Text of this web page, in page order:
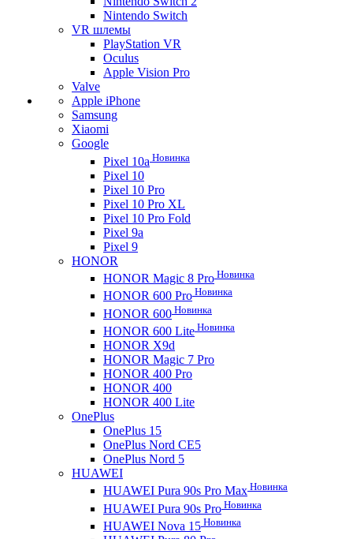
Nintendo Switch
VR шлемы
PlayStation VR
Oculus
Apple Vision Pro
Valve
Apple iPhone
Samsung
Xiaomi
Google
Pixel 10a Новинка
Pixel 10
Pixel 10 Pro
Pixel 10 Pro XL
Pixel 10 Pro Fold
Pixel 9a
Pixel 9
HONOR
HONOR Magic 8 Pro Новинка
HONOR 600 Pro Новинка
HONOR 600 Новинка
HONOR 600 Lite Новинка
HONOR X9d
HONOR Magic 7 Pro
HONOR 400 Pro
HONOR 400
HONOR 400 Lite
OnePlus
OnePlus 15
OnePlus Nord CE5
OnePlus Nord 5
HUAWEI
HUAWEI Pura 90s Pro Max Новинка
HUAWEI Pura 90s Pro Новинка
HUAWEI Nova 15 Новинка